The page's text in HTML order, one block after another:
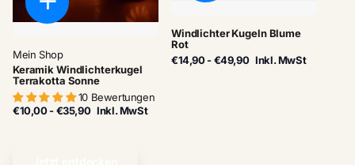
Mein Shop
Keramik Windlichterkugel
Terrakotta Sonne
10 Bewertungen
€10,00- €35,90 Inkl. MwSt
Windlichter Kugeln Blume
Rot
€14,90- €49,90 Inkl. MwSt